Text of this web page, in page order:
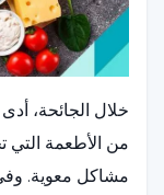
خلال الجائحة،
من الأطعمة التي
مشاكل معوية.